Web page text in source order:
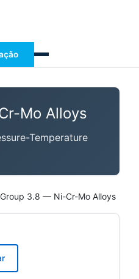
Mo Alloys
Temperature
Group 3.8 — Ni-Cr-Mo Alloys